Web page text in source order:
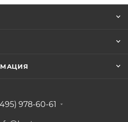
978-60-61